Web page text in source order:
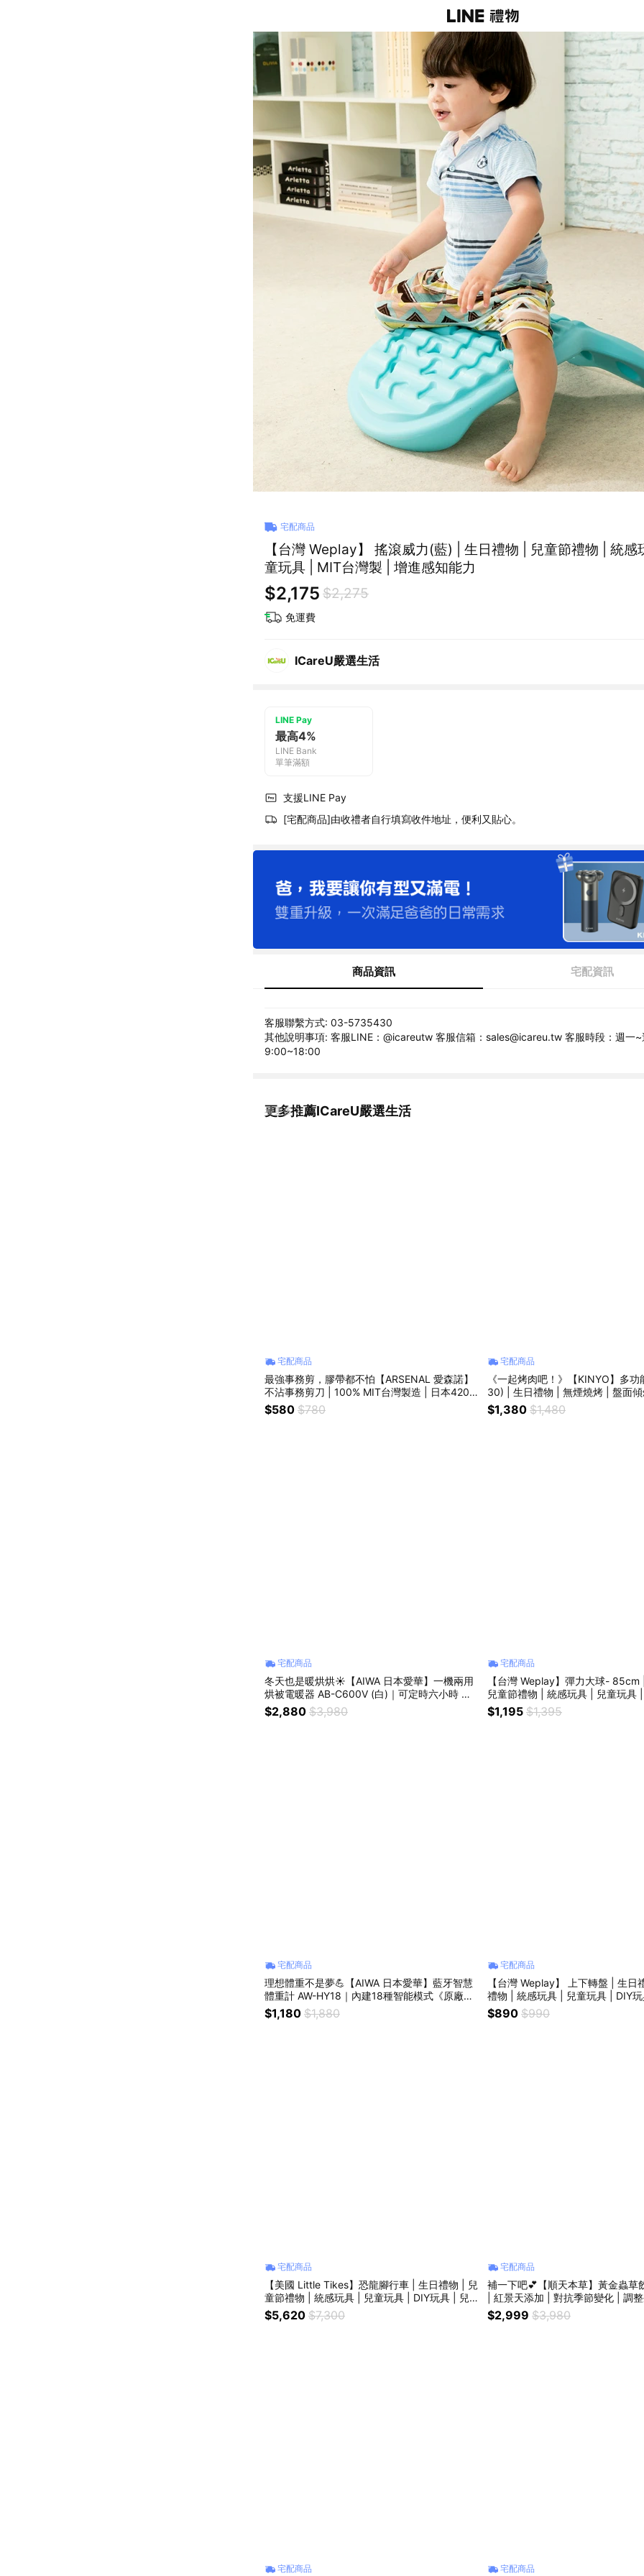
宅配商品
【台灣 Weplay】 搖滾威力(藍) | 生日禮物 | 兒童節禮物 | 統感玩具 | 兒
童玩具 | MIT台灣製 | 增進感知能力
$2,175 $2,275
免運費
ICareU嚴選生活
LINE Pay
最高4%
LINE Bank
單筆滿額
支援LINE Pay
[宅配商品]由收禮者自行填寫收件地址，便利又貼心。
商品資訊 宅配資訊
客服聯繫方式: 03-5735430
其他說明事項: 客服LINE：@icareutw 客服信箱：sales@icareu.tw 客服時段：週一~
9:00~18:00
更多推薦ICareU嚴選生活
看更多
宅配商品
最強事務剪，膠帶都不怕【ARSENAL 愛森諾】
不沾事務剪刀 | 100% MIT台灣製造 | 日本420J
2不鏽鋼 | 同儕產品最強剪切力 | 最難纏的泡棉
膠帶 & 布膠帶都完美克服
$580 $780
宅配商品
《一起烤肉吧！》【KINYO】多
30) | 生日禮物 | 無煙燒烤 | 盤面傾斜排油 | 健
康料理推薦
$1,380 $1,480
宅配商品
冬天也是暖烘烘☀️【AIWA 日本愛華】一機兩用
烘被電暖器 AB-C600V (白)｜可定時六小時 可
烘被/烘鞋| 生日禮物、交換禮物、送禮推薦
$2,880 $3,980
宅配商品
【台灣 Weplay】彈力大球- 85cm | 生日禮物 |
$1,195 $1,395
宅配商品
理想體重不是夢💪【AIWA 日本愛華】藍牙智慧
體重計 AW-HY18｜內建18種智能模式《原廠一
年保固》| 生日禮物、交換禮物、送禮推薦
$1,180 $1,880
宅配商品
【台灣 Weplay】 上下轉盤 | 生日禮物 | 兒童節
禮物 | 統感玩具 | 兒童玩具 | DIY
製 | 增進感知能力
$890 $990
宅配商品
【美國 Little Tikes】恐龍腳行車 | 生日禮物 | 兒
童節禮物 | 統感玩具 | 兒童玩具 | DIY玩具 | 兒
童玩具 | 滑步車 | 學步車 | 娃娃車 | 玩具卡車
$5,620 $7,300
宅配商品
補一下吧💕【順天本草】黃金蟲草
| 紅景天添加 | 對抗季節變化 | 調
促進代謝 | 新年禮品 | 年節送禮 |
$2,999 $3,980
宅配商品 宅配商品